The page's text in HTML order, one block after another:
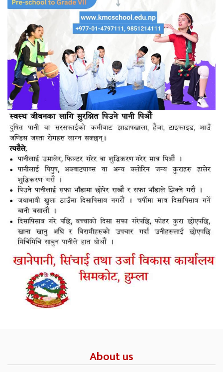
About us